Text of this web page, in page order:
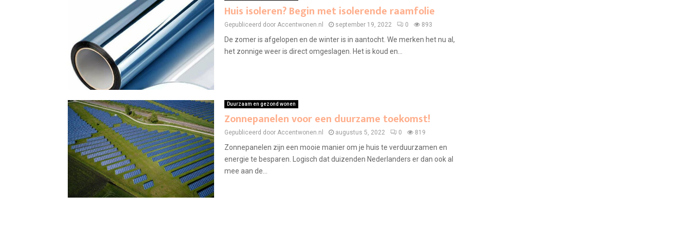
Huis isoleren? Begin met isolerende raamfolie
Gepubliceerd door Accentwonen.nl september 19, 2022 0 893
De zomer is afgelopen en de winter is in aantocht. We merken het nu al,
het zonnige weer is direct omgeslagen. Het is koud en...
Duurzaam en gezond wonen
Zonnepanelen voor een duurzame toekomst!
Gepubliceerd door Accentwonen.nl augustus 5, 2022 0 819
Zonnepanelen zijn een mooie manier om je huis te verduurzamen en
energie te besparen. Logisch dat duizenden Nederlanders er dan ook al
mee aan de...